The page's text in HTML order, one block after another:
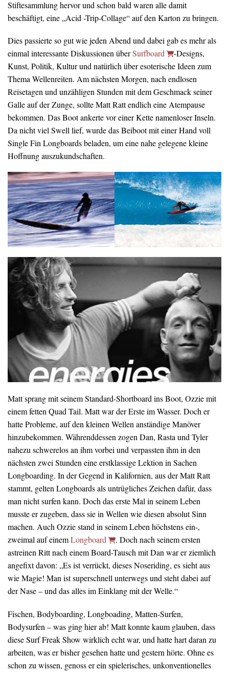
Stiftesammlung hervor und schon bald waren alle damit
beschäftigt, eine „Acid -Trip-Collage“ auf den Karton zu bringen.
Dies passierte so gut wie jeden Abend und dabei gab es mehr als
einmal interessante Diskussionen überSurfboard
-Designs,
Kunst, Politik, Kultur und natürlich über esoterische Ideen zum
Thema Wellenreiten. Am nächsten Morgen, nach endlosen
Reisetagen und unzähligen Stunden mit dem Geschmack seiner
Galle auf der Zunge, sollte Matt Ratt endlich eine Atempause
bekommen. Das Boot ankerte vor einer Kette namenloser Inseln.
Da nicht viel Swell lief, wurde das Beiboot mit einer Hand voll
Single Fin Longboards beladen, um eine nahe gelegene kleine
Hoffnung auszukundschaften.
Matt sprang mit seinem Standard-Shortboard ins Boot, Ozzie mit
einem fetten Quad Tail. Matt war der Erste im Wasser. Doch er
hatte Probleme, auf den kleinen Wellen anständige Manöver
hinzubekommen. Währenddessen zogen Dan, Rasta und Tyler
nahezu schwerelos an ihm vorbei und verpassten ihm in den
nächsten zwei Stunden eine erstklassige Lektion in Sachen
Longboarding. In der Gegend in Kalifornien, aus der Matt Ratt
stammt, gelten Longboards als untrügliches Zeichen dafür, dass
man nicht surfen kann. Doch das erste Mal in seinem Leben
musste er zugeben, dass sie in Wellen wie diesen absolut Sinn
machen. Auch Ozzie stand in seinem Leben höchstens ein-,
zweimal auf einemLongboard
. Doch nach seinem ersten
astreinen Ritt nach einem Board-Tausch mit Dan war er ziemlich
angefixt davon: „Es ist verrückt, dieses Noseriding, es sieht aus
wie Magie! Man ist superschnell unterwegs und steht dabei auf
der Nase – und das alles im Einklang mit der Welle.“
Fischen, Bodyboarding, Longboading, Matten-Surfen,
Bodysurfen – was ging hier ab! Matt konnte kaum glauben, dass
diese Surf Freak Show wirklich echt war, und hatte hart daran zu
arbeiten, was er bisher gesehen hatte und gestern hörte. Ohne es
schon zu wissen, genoss er ein spielerisches, unkonventionelles